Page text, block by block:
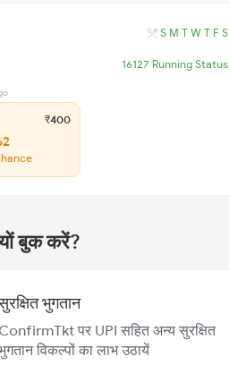
S M T W T F S
16127 Running Status
₹400
बुक करें?
भुगतान
ConfirmTkt पर UPI सहित अन्य सुरक्षित
विकल्पों का लाभ उठायें